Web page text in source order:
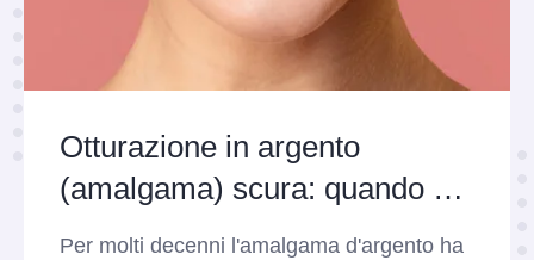
Otturazione in argento
(amalgama) scura: quando e
perché sostituirla
Per molti decenni l'amalgama d'argento ha